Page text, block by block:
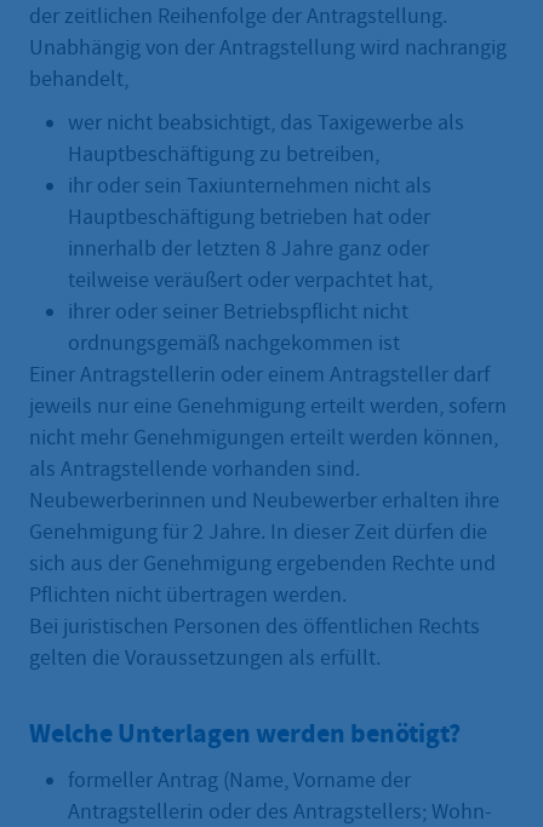
der zeitlichen Reihenfolge der Antragstellung.
Unabhängig von der Antragstellung wird nachrangig
behandelt,
wer nicht beabsichtigt, das Taxigewerbe als
Hauptbeschäftigung zu betreiben,
ihr oder sein Taxiunternehmen nicht als
Hauptbeschäftigung betrieben hat oder
innerhalb der letzten 8 Jahre ganz oder
teilweise veräußert oder verpachtet hat,
ihrer oder seiner Betriebspflicht nicht
ordnungsgemäß nachgekommen ist
Einer Antragstellerin oder einem Antragsteller darf
jeweils nur eine Genehmigung erteilt werden, sofern
nicht mehr Genehmigungen erteilt werden können,
als Antragstellende vorhanden sind.
Neubewerberinnen und Neubewerber erhalten ihre
Genehmigung für 2 Jahre. In dieser Zeit dürfen die
sich aus der Genehmigung ergebenden Rechte und
Pflichten nicht übertragen werden.
Bei juristischen Personen des öffentlichen Rechts
gelten die Voraussetzungen als erfüllt.
Welche Unterlagen werden benötigt?
formeller Antrag (Name, Vorname der
Antragstellerin oder des Antragstellers; Wohn-